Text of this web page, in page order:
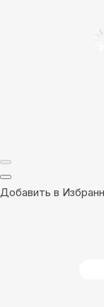
Добавить в